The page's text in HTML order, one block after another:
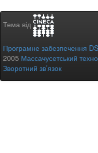
Тема від
Програмне забезпечення
2005 Массачусетський
Зворотний зв’язок